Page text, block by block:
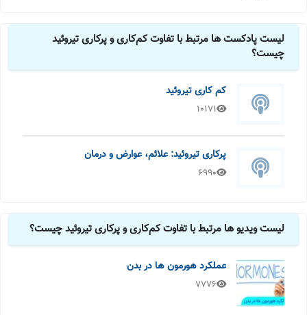
لیست پادکست ها مرتبط با تفاوت کم‌کاری و پرکاری تیروئید
چیست؟
کم کاری تیروئید
10171
پرکاری تیروئید: علائم، عوارض و درمان
6990
لیست ویدیو ها مرتبط با تفاوت کم‌کاری و پرکاری تیروئید چیست؟
عملکرد هورمون ها در بدن
7776